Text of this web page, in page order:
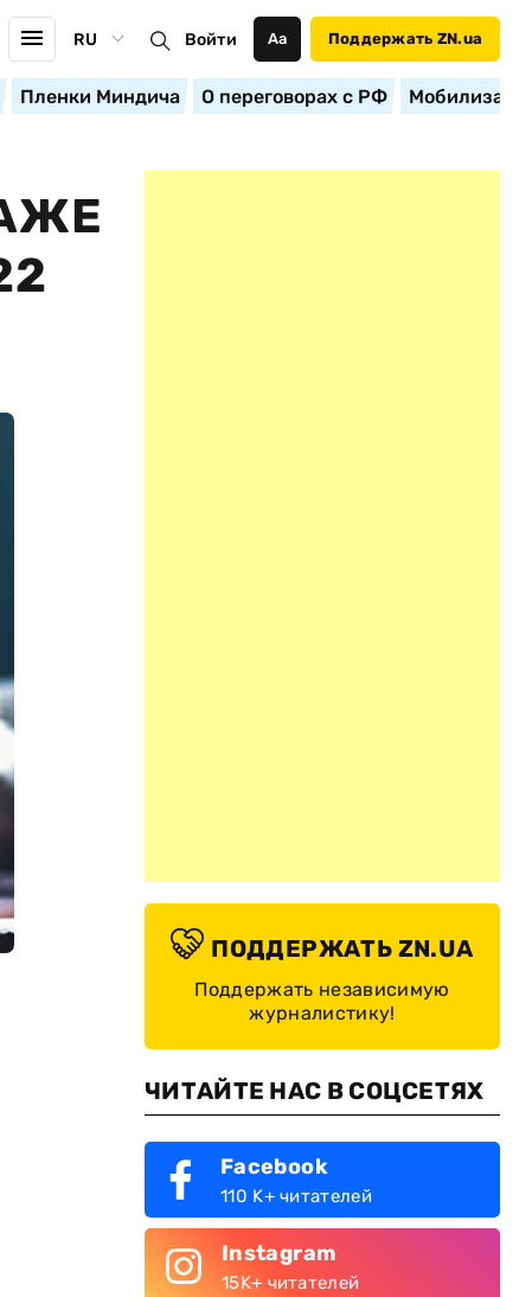
RU Войти Аа Поддержать ZN.ua
Пленки Миндича О переговорах с РФ
ПОДДЕРЖАТЬ ZN.UA
Поддержать независимую
журналистику!
ЧИТАЙТЕ НАС В СОЦСЕТЯХ
Facebook
110 K+ читателей
Instagram
15K+ читателей